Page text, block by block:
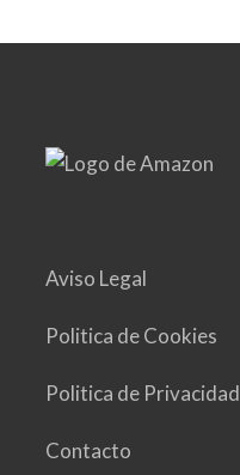
Aviso Legal
Politica de Cookies
Politica de Privacidad
Contacto